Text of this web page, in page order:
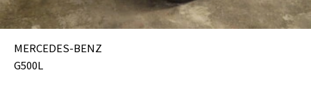
MERCEDES-BENZ
G500L